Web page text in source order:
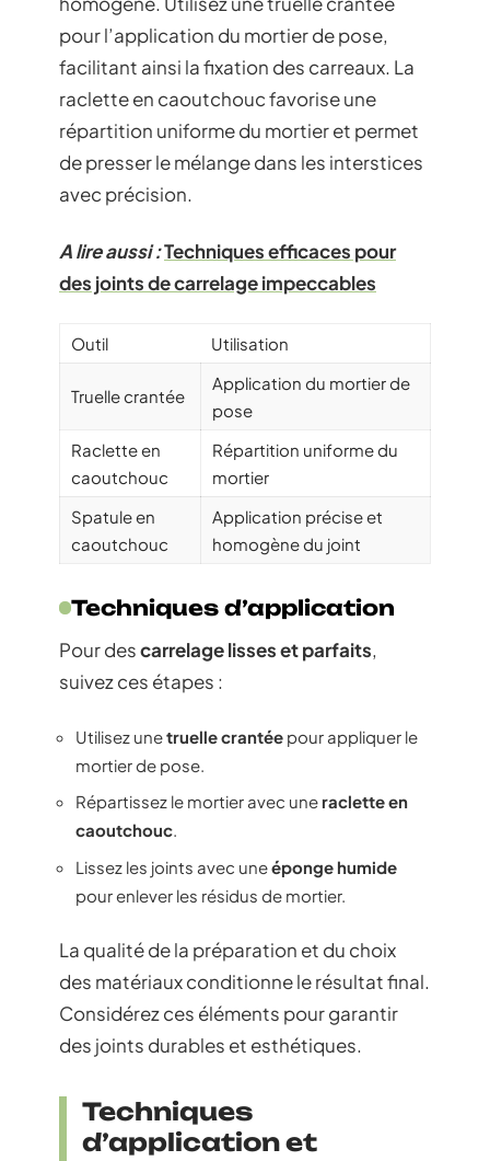
pour l’application du mortier de pose,
facilitant ainsi la fixation des carreaux. La
raclette en caoutchouc favorise une
répartition uniforme du mortier et permet
de presser le mélange dans les interstices
avec précision.
A lire aussi :Techniques efficaces pour
des joints de carrelage impeccables
Outil Utilisation
Truelle crantée
Application du mortier de
pose
Raclette en
caoutchouc
Répartition uniforme du
mortier
Spatule en
caoutchouc
Application précise et
homogène du joint
Techniques d’application
Pour descarrelage lisses et parfaits,
suivez ces étapes :
Utilisez unetruelle crantée pour appliquer le
mortier de pose.
Répartissez le mortier avec une raclette en
caoutchouc.
Lissez les joints avec uneéponge humide
pour enlever les résidus de mortier.
La qualité de la préparation et du choix
des matériaux conditionne le résultat final.
Considérez ces éléments pour garantir
des joints durables et esthétiques.
Techniques
d’application et